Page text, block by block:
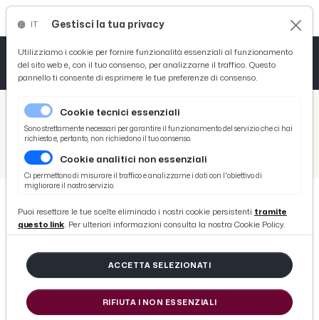
/ Picenotime
/ Sport
/ Volley
Pallavolo, presentati i campionati Fipav 2022/2023 del comitato territoriale Ascoli Piceno-Fermo
Pallavolo, presentati i campionati
Fipav 2022/2023 del comitato
territoriale Ascoli Piceno-Fermo
Gestisci la tua privacy
Utilizziamo i cookie per fornire funzionalità essenziali al funzionamento
del sito web e, con il tuo consenso, per analizzarne il traffico. Questo
pannello ti consente di esprimere le tue preferenze di consenso.
Cookie tecnici essenziali
Sono strettamente necessari per garantire il funzionamento del servizio che ci hai
richiesto e, pertanto, non richiedono il tuo consenso.
Cookie analitici non essenziali
Ci permettono di misurare il traffico e analizzarne i dati con l'obiettivo di
migliorare il nostro servizio.
Puoi resettare le tue scelte eliminado i nostri cookie persistenti tramite
questo link. Per ulteriori informazioni consulta la nostra Cookie Policy.
ACCETTA SELEZIONATI
RIFIUTA I NON ESSENZIALI
Tutto News
Tutto Sport
Basket
Ciclismo
Tutto Curiosità